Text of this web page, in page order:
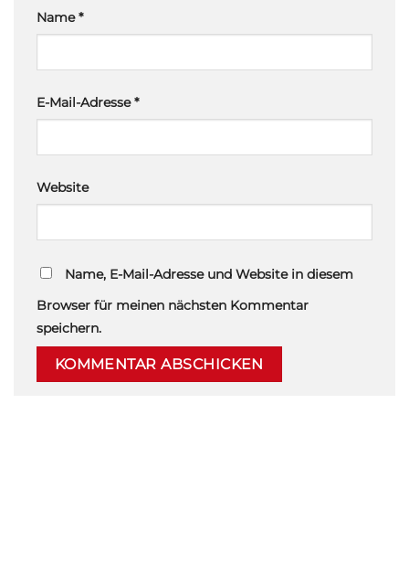
Name*
E-Mail-Adresse*
Website
Name, E-Mail-Adresse und Website in diesem
Browser für meinen nächsten Kommentar
speichern.